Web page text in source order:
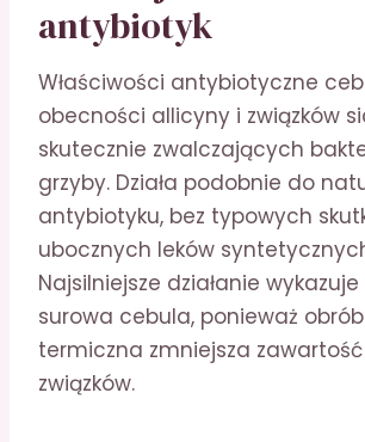
antybiotyk
Właściwości antybiotyczne
obecności allicyny i związków
skutecznie zwalczających
grzyby. Działa podobnie do
antybiotyku, bez typowych
ubocznych leków
Najsilniejsze działanie wykazuje
surowa cebula, ponieważ
termiczna zmniejsza
związków.